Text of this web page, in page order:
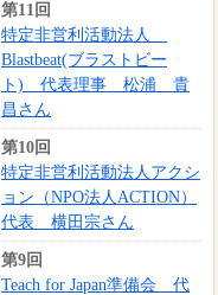
第11回
特定非営利活動法人
Blastbeat(ブラストビー
ト) 代表理事 松浦 貴
昌さん
第10回
特定非営利活動法人アクシ
ョン（NPO法人ACTION）
代表 横田宗さん
第9回
Teach for Japan準備会 代